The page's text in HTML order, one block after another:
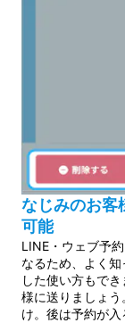
なじみのお客
可能
LINE・ウェブ予
なるため、よく
した使い方もで
様に送りましょ
け。後は予約が入